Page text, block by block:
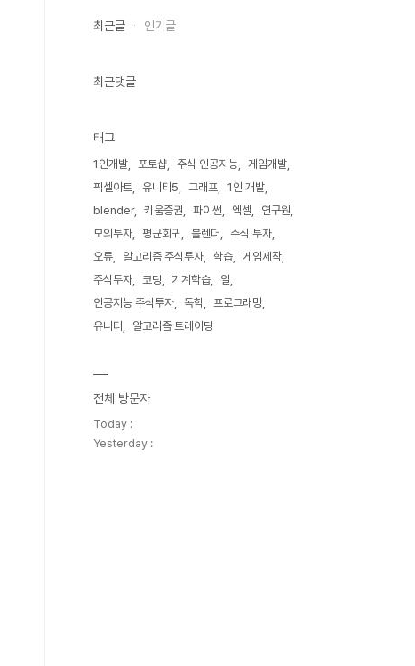
최근글 인기글
최근댓글
태그
1인개발 포토샵 주식 인공지능
게임개발
픽셀아트
유니티5 그래프
1인 개발
blender
키움증권 파이썬 엑셀
연구원
모의투자
평균회귀 블렌더
주식 투자
오류
알고리즘 주식투자 학습
게임제작
주식투자
코딩 기계학습
일
인공지능 주식투자
독학
프로그래밍
유니티
알고리즘 트레이딩
전체 방문자
Today :
Yesterday :